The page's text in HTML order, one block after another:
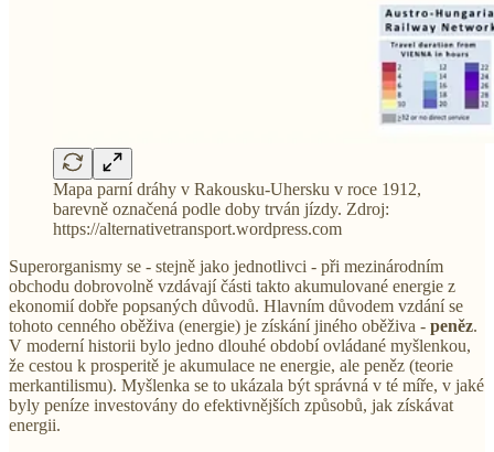
Mapa parní dráhy v Rakousku-Uhersku v roce 1912,
barevně označená podle doby trván jízdy. Zdroj:
https://alternativetransport.wordpress.com
Superorganismy se - stejně jako jednotlivci - při mezinárodním
obchodu dobrovolně vzdávají části takto akumulované energie z
ekonomií dobře popsaných důvodů. Hlavním důvodem vzdání se
tohoto cenného oběživa (energie) je získání jiného oběživa - peněz.
V moderní historii bylo jedno dlouhé období ovládané myšlenkou,
že cestou k prosperitě je akumulace ne energie, ale peněz (teorie
merkantilismu). Myšlenka se to ukázala být správná v té míře, v jaké
byly peníze investovány do efektivnějších způsobů, jak získávat
energii.